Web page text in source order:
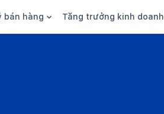
bán hàng Tăng trưởng kinh doanh